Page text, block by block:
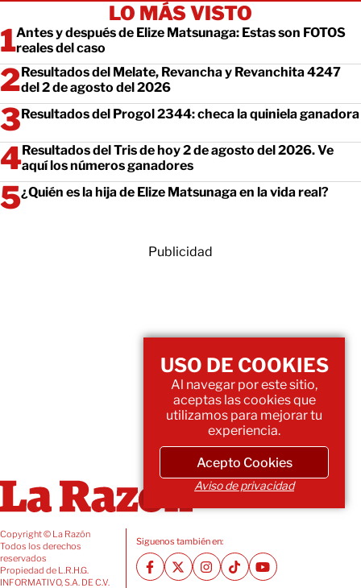
LO MÁS VISTO
Antes y después de Elize Matsunaga: Estas son FOTOS
reales del caso
Resultados del Melate, Revancha y Revanchita 4247
del 2 de agosto del 2026
Resultados del Progol 2344: checa la quiniela ganadora
Resultados del Tris de hoy 2 de agosto del 2026. Ve
aquí los números ganadores
¿Quién es la hija de Elize Matsunaga en la vida real?
Publicidad
Copyright © La Razón
Todos los derechos
reservados
Propiedad de L.R.H.G.
INFORMATIVO, S.A. DE C.V.
Siguenos también en:
USO DE COOKIES
Al navegar por este sitio,
aceptas las cookies que
utilizamos para mejorar tu
experiencia.
Acepto Cookies
Aviso de privacidad